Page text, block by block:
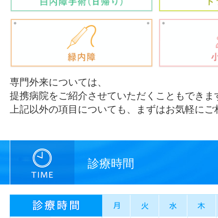
専門外来については、
提携病院をご紹介させていただくこともできま
上記以外の項目についても、まずはお気軽に
診療時間